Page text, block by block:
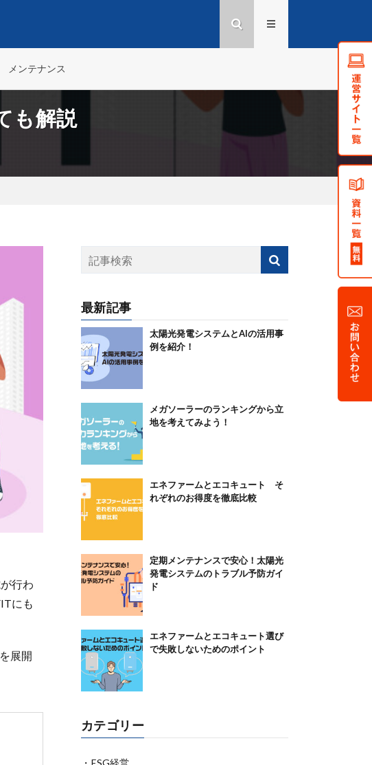
池のお得
メンテナンス
も解説
行わ
にも
展開
最新記事
太陽光発電システムとAIの活用事
例を紹介！
メガソーラーのランキングから立
地を考えてみよう！
エネファームとエコキュート そ
れぞれのお得度を徹底比較
定期メンテナンスで安心！太陽光
発電システムのトラブル予防ガイ
ド
エネファームとエコキュート選び
で失敗しないためのポイント
カテゴリー
ESG経営